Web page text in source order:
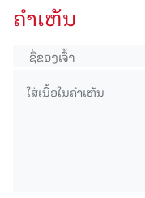
ຄໍາເຫັນ